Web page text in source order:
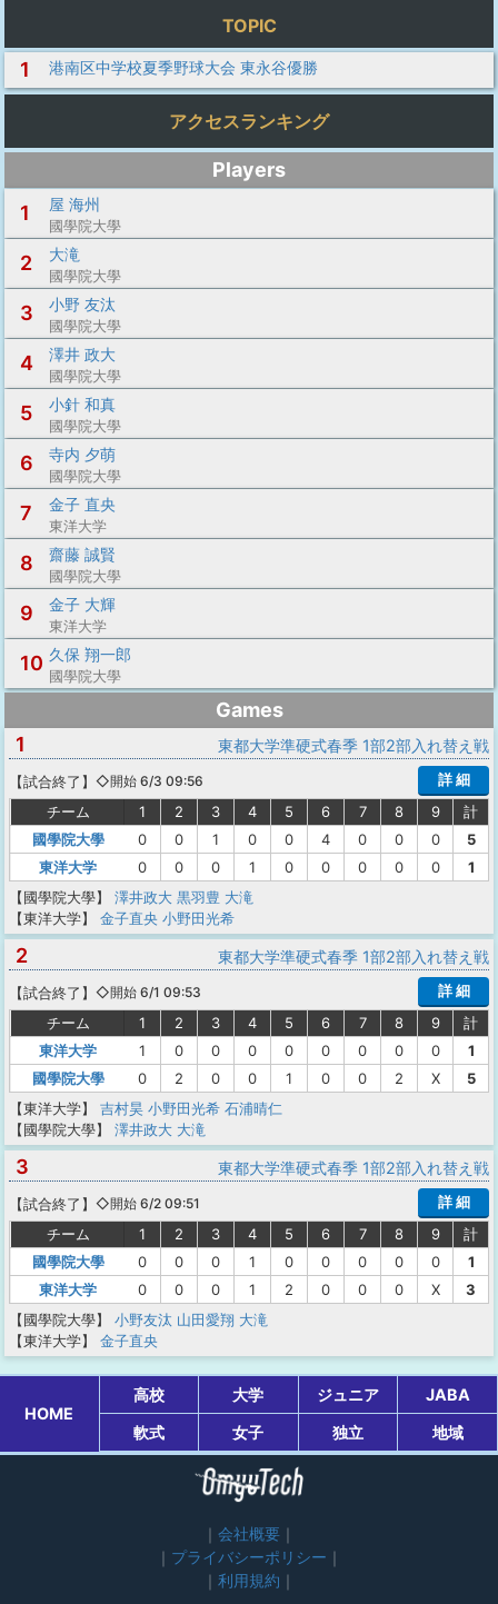
TOPIC
1 港南区中学校夏季野球大会 東永谷優勝
アクセスランキング
Players
1
屋 海州
國學院大學
2 大滝
國學院大學
3 小野 友汰
國學院大學
4 澤井 政大
國學院大學
5 小針 和真
國學院大學
6 寺内 夕萌
國學院大學
7 金子 直央
東洋大学
8 齋藤 誠賢
國學院大學
9 金子 大輝
東洋大学
10 久保 翔一郎
國學院大學
Games
1
東都大学準硬式春季 1部2部入れ替え戦
【試合終了 】 ◇開始 6/3 09:56
詳 細
チーム
1 2 3 4 5 6 7 8 9
計
國學院大學
0 0 1 0 0 4 0 0 0
5
東洋大学
0 0 0 1 0 0 0 0 0
1
【國學院大學】
澤井政大 黒羽豊 大滝
【東洋大学】
金子直央 小野田光希
2 東都大学準硬式春季 1部2部入れ替え戦
【試合終了 】 ◇開始 6/1 09:53
詳 細
チーム
1 2 3 4 5 6 7 8 9
計
東洋大学
1 0 0 0 0 0 0 0 0
1
國學院大學
0 2 0 0 1 0 0 2 X
5
【東洋大学】
吉村昊 小野田光希 石浦晴仁
【國學院大學】
澤井政大 大滝
3 東都大学準硬式春季 1部2部入れ替え戦
【試合終了 】 ◇開始 6/2 09:51
詳 細
チーム
1 2 3 4 5 6 7 8 9
計
國學院大學
0 0 0 1 0 0 0 0 0
1
東洋大学
0 0 0 1 2 0 0 0 X
3
【國學院大學】
小野友汰 山田愛翔 大滝
【東洋大学】
金子直央
HOME
高校 大学 ジュニア
JABA
軟式
女子 独立 地域
会社概要
プライバシーポリシー
利用規約